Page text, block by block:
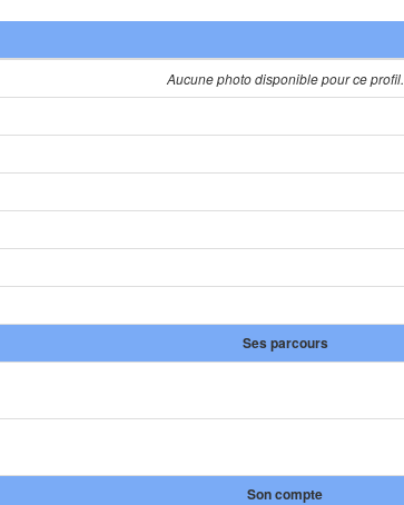
Aucune photo disponible pour ce profil.
Ses parcours
Son compte